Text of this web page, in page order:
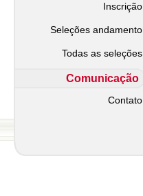
Inscrição
Seleções andamento
Todas as seleções
Comunicação
Contato